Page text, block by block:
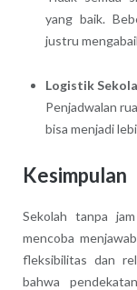
yang baik.
justru
Logistik
Penjadwalan
bisa menjadi
Kesimpulan
Sekolah tanpa
mencoba
fleksibilitas dan
bahwa